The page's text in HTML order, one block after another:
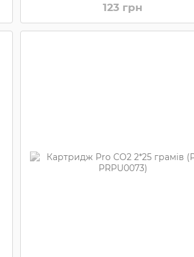
123 грн